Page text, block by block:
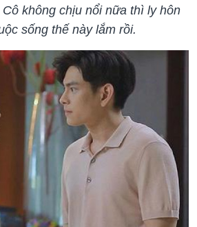
không chịu nổi nữa thì ly hôn
sống thế này lắm rồi.